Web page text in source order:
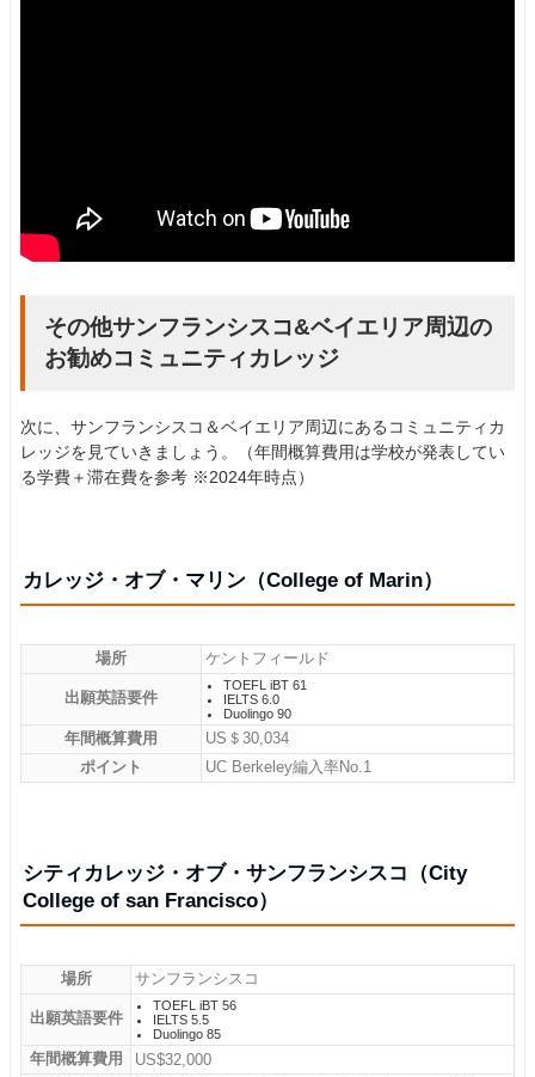
その他サンフランシスコ&ベイエリア周辺の
お勧めコミュニティカレッジ
次に、サンフランシスコ＆ベイエリア周辺にあるコミュニティカ
レッジを見ていきましょう。（年間概算費用は学校が発表してい
る学費＋滞在費を参考 ※2024年時点）
カレッジ・オブ・マリン（College of Marin）
場所 ケントフィールド
出願英語要件
TOEFL iBT 61
IELTS 6.0
Duolingo 90
年間概算費用
US＄30,034
ポイント
UC Berkeley編入率No.1
シティカレッジ・オブ・サンフランシスコ（City
College of san Francisco）
場所 サンフランシスコ
出願英語要件
TOEFL iBT 56
IELTS 5.5
Duolingo 85
年間概算費用
US$32,000